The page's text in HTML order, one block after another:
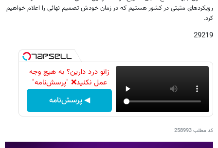
رویکردهای مثبتی در کشور هستیم که در زمان خودش تصمیم نهائی را اعلام خواهیم
کرد.
29219
زانو درد دارین؟ به هیچ وجه
عمل نکنید❌ "پرسش‌نامه"
◀ پرسش‌نامه
کد مطلب258993